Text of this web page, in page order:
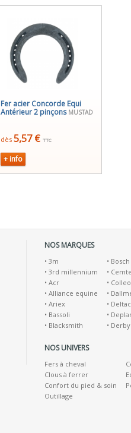
Fer acier Concorde Equi
Antérieur 2 pinçons MUSTAD
dès 5,57 € TTC
+ info
NOS MARQUES
• 3m
• 3rd millennium
• Acr
• Alliance equine
• Ariex
• Bassoli
• Blacksmith
• Bosch
•
•
•
•
•
• Derby
NOS UNIVERS
Fers à cheval
Clous à ferrer
Confort du pied & soin
Outillage